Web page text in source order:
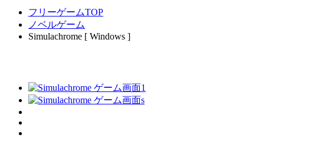
フリーゲームTOP
ノベルゲーム
Simulachrome [ Windows ]